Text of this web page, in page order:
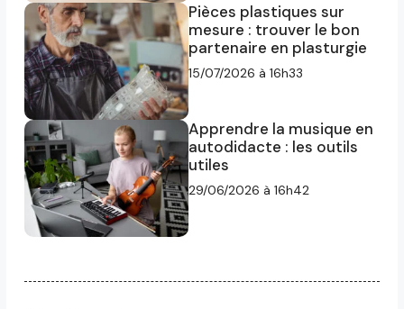
Pièces plastiques sur
mesure : trouver le bon
partenaire en plasturgie
15/07/2026 à 16h33
Apprendre la musique en
autodidacte : les outils
utiles
29/06/2026 à 16h42